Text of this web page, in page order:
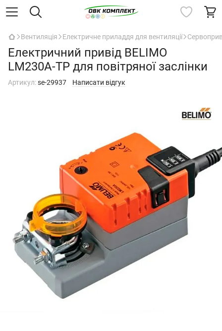
Вентиляція Електричне приладдя для вентиляції
Електричний привід BELIMO
LM230A-TP для повітряної заслінки
Артикул:se-29937 Написати відгук